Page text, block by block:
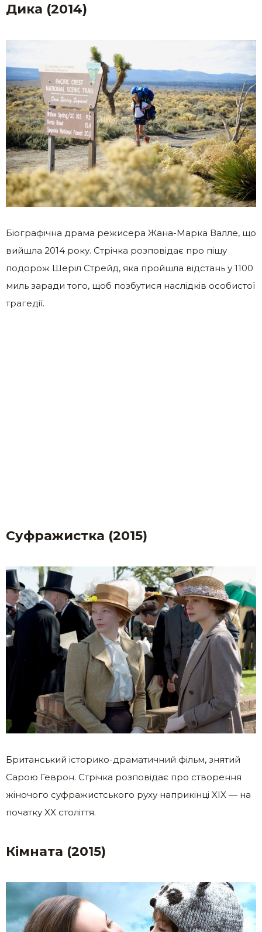
Дика (2014)
Біографічна драма режисера Жана-Марка Валле, що
вийшла 2014 року. Стрічка розповідає про пішу
подорож Шеріл Стрейд, яка пройшла відстань у 1100
миль заради того, щоб позбутися наслідків особистої
трaгедії.
Суфражистка (2015)
Британський історико-драматичний фільм, знятий
Сарою Геврон. Стрічка розповідає про створення
жіночого суфражистського руху наприкінці XIX — на
початку XX століття.
Кімната (2015)